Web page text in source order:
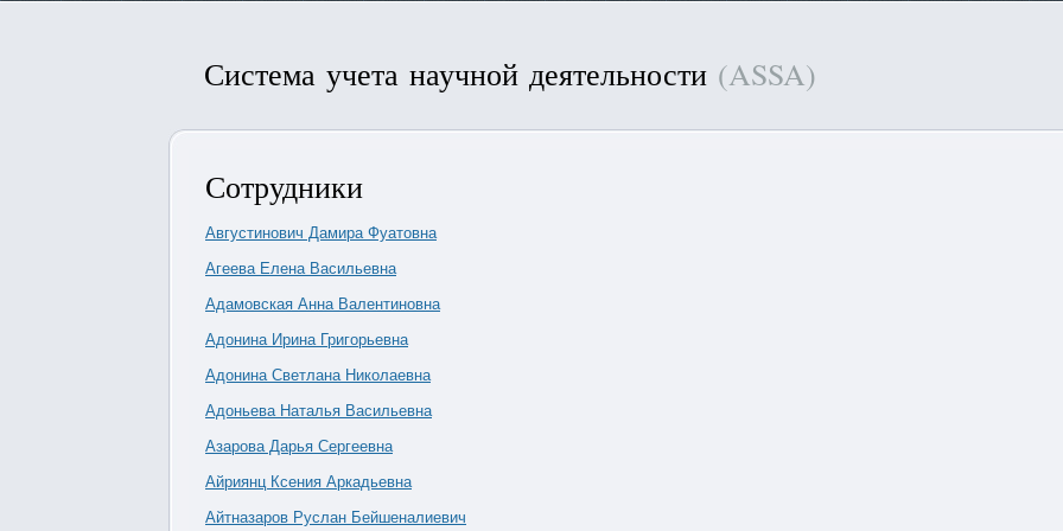
Система учета научной деятельности (ASSA)
Сотрудники
Августинович Дамира Фуатовна
Агеева Елена Васильевна
Адамовская Анна Валентиновна
Адонина Ирина Григорьевна
Адонина Светлана Николаевна
Адоньева Наталья Васильевна
Азарова Дарья Сергеевна
Айриянц Ксения Аркадьевна
Айтназаров Руслан Бейшеналиевич